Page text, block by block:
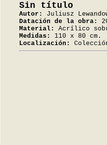
Sin título
Autor:
Juliusz
Datación de la obra:
Material:
Acrílico
Medidas:
110 x 80 cm.
Localización: